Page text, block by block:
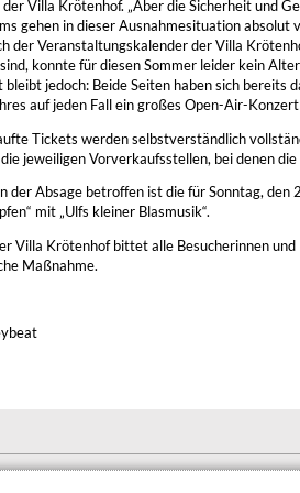
der Villa Krötenhof. „Aber die Sicherheit und
gehen in dieser Ausnahmesituation absolut
der Veranstaltungskalender der Villa
konnte für diesen Sommer leider kein
bleibt jedoch: Beide Seiten haben sich bereits
auf jeden Fall ein großes Open-Air-
Tickets werden selbstverständlich
jeweiligen Vorverkaufsstellen, bei denen
der Absage betroffen ist die für Sonntag,
mit „Ulfs kleiner Blasmusik“.
Villa Krötenhof bittet alle Besucherinnen
Maßnahme.
Roßlau